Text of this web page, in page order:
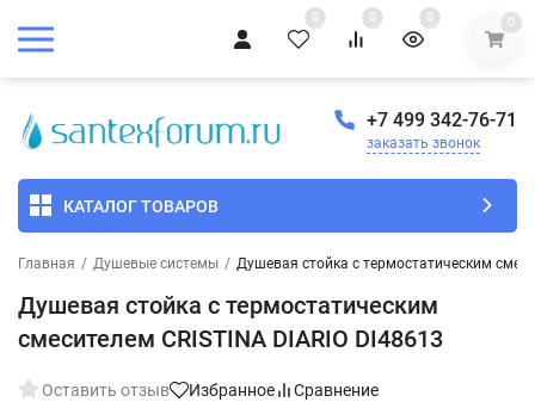
0 0 0 0
+7 499 342-76-71
заказать звонок
КАТАЛОГ ТОВАРОВ
Главная / Душевые системы / Душевая стойка с термостатическим
Душевая стойка с термостатическим
смесителем CRISTINA DIARIO DI48613
Оставить отзыв Избранное Сравнение